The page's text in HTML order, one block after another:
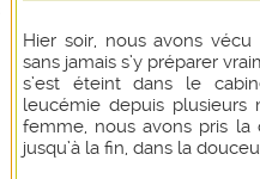
Hier soir, nous avons
sans jamais s’y préparer
s’est éteint dans le
leucémie depuis plusieurs
femme, nous avons pris la
jusqu’à la fin, dans la